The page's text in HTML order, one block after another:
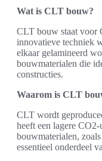
Wat is CLT bouw?
CLT bouw staat voor
innovatieve techniek
elkaar gelamineerd
bouwmaterialen die
constructies.
Waarom is CLT
CLT wordt
heeft een lagere
bouwmaterialen,
essentieel onderdeel